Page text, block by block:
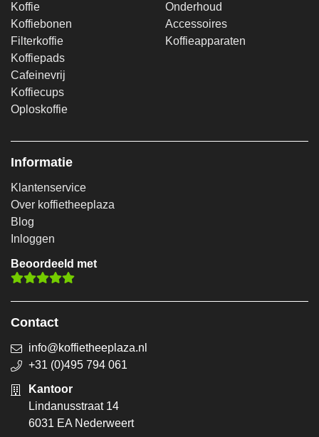
Koffie
Koffiebonen
Filterkoffie
Koffiepads
Cafeinevrij
Koffiecups
Oploskoffie
Onderhoud
Accessoires
Koffieapparaten
Informatie
Klantenservice
Over koffietheeplaza
Blog
Inloggen
Beoordeeld met
Contact
info@koffietheeplaza.nl
+31 (0)495 794 061
Kantoor
Lindanusstraat 14
6031 EA Nederweert